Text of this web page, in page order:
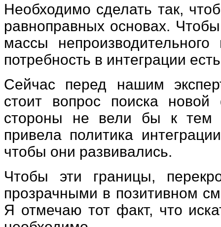
Необходимо сделать так,
равноправных основах.
массы
потребность в интеграции
Сейчас перед нашим
стоит вопрос поиска
стороны не вели бы к тем
привела политика
чтобы они развивались.
Чтобы эти границы,
прозрачными в позитивном
Я отмечаю тот факт, что